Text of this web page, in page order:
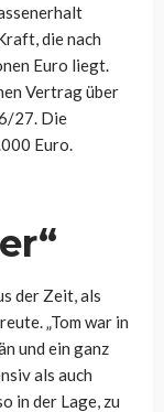
die nach
Euro liegt.
Vertrag über
27. Die
Euro.
der Zeit, als
„Tom war in
und ein ganz
als auch
in der Lage, zu